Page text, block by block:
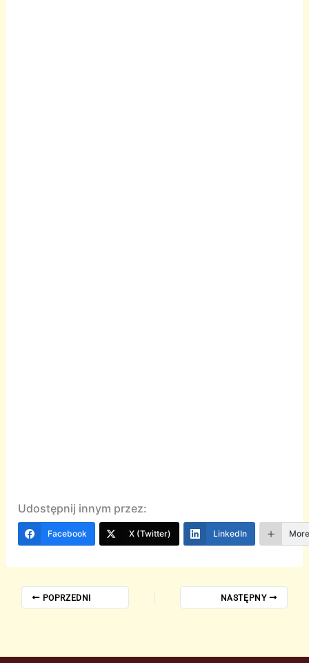
Udostępnij innym przez:
Facebook X (Twitter) LinkedIn
POPRZEDNI NASTĘPNY